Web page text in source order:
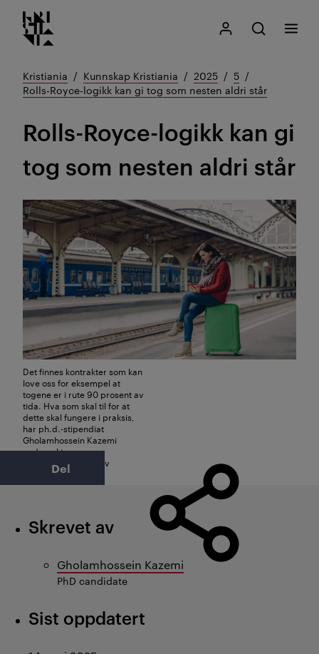
Gå
til
Kristiania logo
Mitt Kristiania
Åpne søk
Søk
Meny
Kristiania Kunnskap Kristiania 2025
5
Rolls-Royce-logikk kan gi tog som nesten aldri står
Rolls-Royce-logikk kan gi
tog som nesten aldri står
Det finnes kontrakter som kan
love oss for eksempel at
togene er i rute 90 prosent av
tida. Hva som skal til for at
dette skal fungere i praksis,
har ph.d.-stipendiat
Gholamhossein Kazemi
undersøkt.
Foto: Viorel Kurnosov
Del
Skrevet av
Gholamhossein Kazemi
PhD candidate
Sist oppdatert